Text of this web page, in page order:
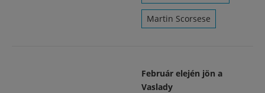
Martin Scorsese
Február elején jön a
Vaslady